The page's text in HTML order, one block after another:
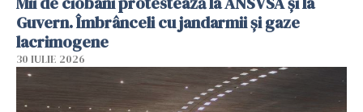
Guvern. Îmbrânceli cu jandarmii și gaze
lacrimogene
30 IULIE 2026